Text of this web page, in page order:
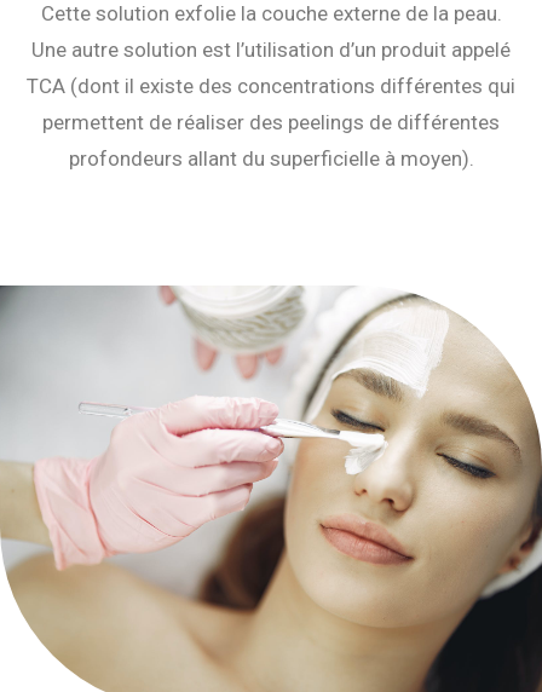
Cette solution exfolie la couche externe de la peau.
Une autre solution est l’utilisation d’un produit appelé
TCA (dont il existe des concentrations différentes qui
permettent de réaliser des peelings de différentes
profondeurs allant du superficielle à moyen).